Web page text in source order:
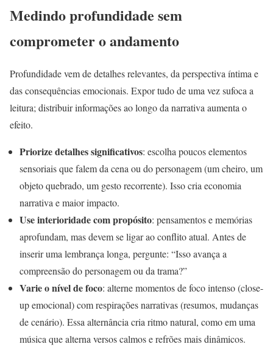
Medindo profundidade sem
comprometer o andamento
Profundidade vem de detalhes relevantes, da perspectiva íntima e
das consequências emocionais. Expor tudo de uma vez sufoca a
leitura; distribuir informações ao longo da narrativa aumenta o
efeito.
Priorize detalhes significativos: escolha poucos elementos
sensoriais que falem da cena ou do personagem (um cheiro, um
objeto quebrado, um gesto recorrente). Isso cria economia
narrativa e maior impacto.
Use interioridade com propósito: pensamentos e memórias
aprofundam, mas devem se ligar ao conflito atual. Antes de
inserir uma lembrança longa, pergunte: “Isso avança a
compreensão do personagem ou da trama?”
Varie o nível de foco: alterne momentos de foco intenso (close-
up emocional) com respirações narrativas (resumos, mudanças
de cenário). Essa alternância cria ritmo natural, como em uma
música que alterna versos calmos e refrões mais dinâmicos.